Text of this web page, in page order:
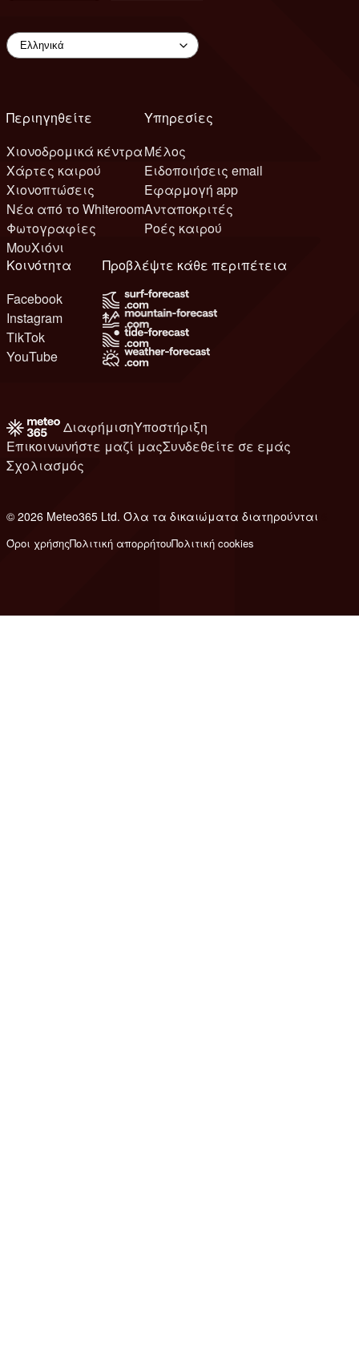
Περιηγηθείτε
Χιονοδρομικά κέντρα
Χάρτες καιρού
Χιονοπτώσεις
Νέα από το Whiteroom
Φωτογραφίες
ΜουΧιόνι
Υπηρεσίες
Μέλος
Ειδοποιήσεις email
Εφαρμογή app
Ανταποκριτές
Ροές καιρού
Κοινότητα
Facebook
Instagram
TikTok
YouTube
Προβλέψτε κάθε περιπέτεια
ΔιαφήμισηΥποστήριξη
Επικοινωνήστε μαζί μαςΣυνδεθείτε σε εμάς
Σχολιασμός
© 2026 Meteo365 Ltd. Όλα τα δικαιώματα διατηρούνται
Όροι χρήσηςΠολιτική απορρήτουΠολιτική cookies